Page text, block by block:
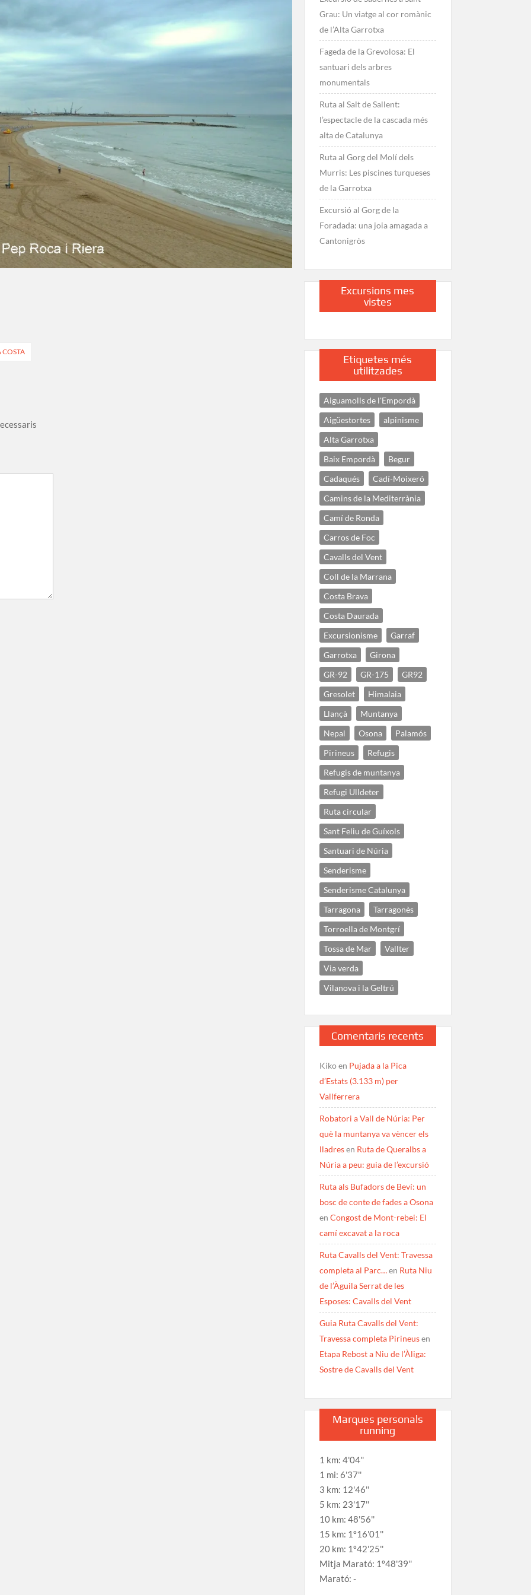
COSTA
Grau: Un viatge al cor romànic
de l’Alta Garrotxa
Fageda de la Grevolosa: El
santuari dels arbres
monumentals
Ruta al Salt de Sallent:
l’espectacle de la cascada més
alta de Catalunya
Ruta al Gorg del Molí dels
Murris: Les piscines turqueses
de la Garrotxa
Excursió al Gorg de la
Foradada: una joia amagada a
Cantonigròs
Excursions mes
vistes
Etiquetes més
utilitzades
Aiguamolls de l'Empordà
Aigüestortes
alpinisme
Alta Garrotxa
Baix Empordà
Begur
Cadaqués
Cadí-Moixeró
Camins de la Mediterrània
Camí de Ronda
Carros de Foc
Cavalls del Vent
Coll de la Marrana
Costa Brava
Costa Daurada
Excursionisme
Garraf
Garrotxa
Girona
GR-92
GR-175
GR92
Gresolet
Himalaia
Llançà
Muntanya
Nepal
Osona
Palamós
Pirineus
Refugis
Refugis de muntanya
Refugi Ulldeter
Ruta circular
Sant Feliu de Guíxols
Santuari de Núria
Senderisme
Senderisme Catalunya
Tarragona
Tarragonès
Torroella de Montgrí
Tossa de Mar
Vallter
Via verda
Vilanova i la Geltrú
Comentaris recents
Kikoen Pujada a la Pica
d’Estats (3.133 m) per
Vallferrera
Robatori a Vall de Núria: Per
què la muntanya va vèncer els
lladresen Ruta de Queralbs a
Núria a peu: guia de l’excursió
Ruta als Bufadors de Beví: un
bosc de conte de fades a Osona
en Congost de Mont-rebei: El
camí excavat a la roca
Ruta Cavalls del Vent: Travessa
completa al Parc…en Ruta Niu
de l’Àguila Serrat de les
Esposes: Cavalls del Vent
Guia Ruta Cavalls del Vent:
Travessa completa Pirineusen
Etapa Rebost a Niu de l’Àliga:
Sostre de Cavalls del Vent
Marques personals
running
1 km: 4'04''
1 mi: 6'37''
3 km: 12'46''
5 km: 23'17''
10 km: 48'56''
15 km: 1º16'01''
20 km: 1º42'25''
Mitja Marató: 1º48'39''
Marató: -